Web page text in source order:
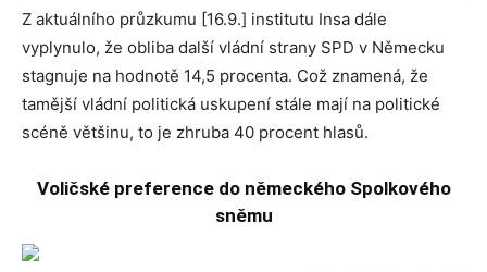
Z aktuálního průzkumu [16.9.] institutu Insa dále
vyplynulo, že obliba další vládní strany SPD v Německu
stagnuje na hodnotě 14,5 procenta. Což znamená, že
tamější vládní politická uskupení stále mají na politické
scéně většinu, to je zhruba 40 procent hlasů.
Voličské preference do německého Spolkového
sněmu